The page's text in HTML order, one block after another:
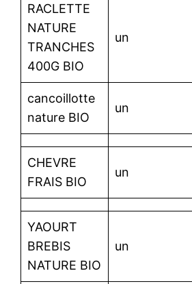
RACLETTE
NATURE
TRANCHES
400G BIO
un
cancoillotte
nature BIO
un
CHEVRE
FRAIS BIO
un
YAOURT
BREBIS
NATURE BIO
un